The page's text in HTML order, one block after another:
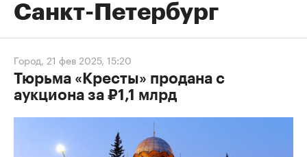
Санкт-Петербург
Город, 21 фев 2025, 15:20
Тюрьма «Кресты» продана с
аукциона за ₽1,1 млрд